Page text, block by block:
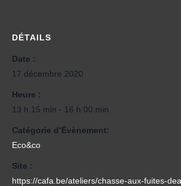
DÉTAILS
Date :
17 décembre 2020
Heure :
13 h 15 min - 16 h 00 min
Catégorie d’Évènement:
Eco&co
Site :
https://cafa.be/ateliers/chasse-aux-fuites-